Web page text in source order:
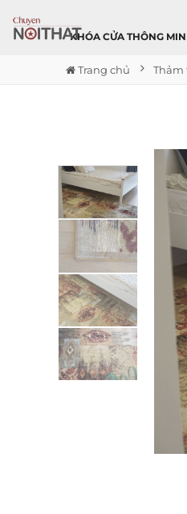
KHÓA CỬA THÔNG
Trang chủ Thảm